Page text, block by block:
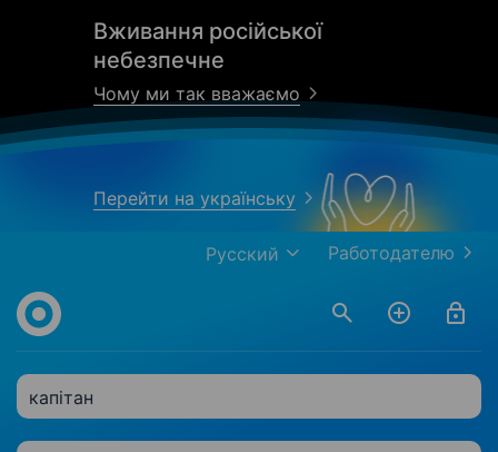
Вживання російської
небезпечне
Чому ми так вважаємо
Перейти на українську
Работодателю
Русский
капітан